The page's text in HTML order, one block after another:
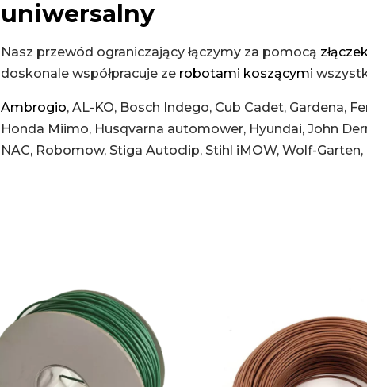
uniwersalny
Nasz przewód ograniczający łączymy za pomocą
doskonale współpracuje ze robotami koszącymi
Ambrogio, AL-KO, Bosch Indego, Cub Cadet, Gardena,
Honda Miimo, Husqvarna automower, Hyundai, John
NAC, Robomow, Stiga Autoclip, Stihl iMOW, Wolf-